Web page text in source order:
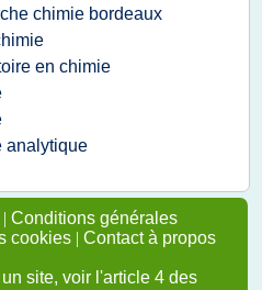
chimie bordeaux
en chimie
analytique
| Conditions générales
cookies | Contact à propos
site, voir l'article 4 des